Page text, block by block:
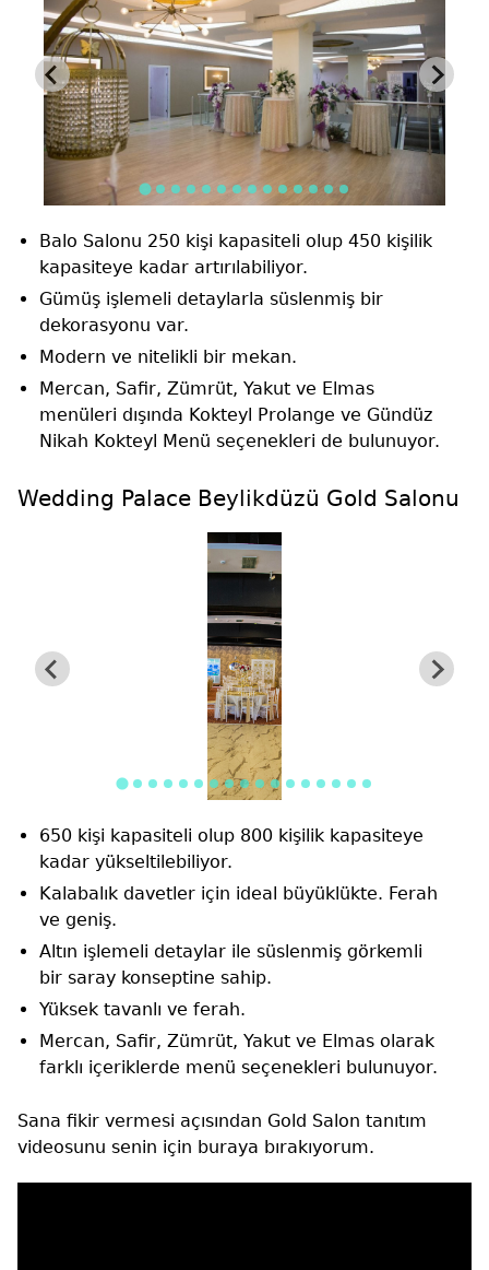
Balo Salonu 250 kişi kapasiteli olup 450 kişilik
kapasiteye kadar artırılabiliyor.
Gümüş işlemeli detaylarla süslenmiş bir
dekorasyonu var.
Modern ve nitelikli bir mekan.
Mercan, Safir, Zümrüt, Yakut ve Elmas
menüleri dışında Kokteyl Prolange ve Gündüz
Nikah Kokteyl Menü seçenekleri de bulunuyor.
Wedding Palace Beylikdüzü Gold Salonu
650 kişi kapasiteli olup 800 kişilik kapasiteye
kadar yükseltilebiliyor.
Kalabalık davetler için ideal büyüklükte. Ferah
ve geniş.
Altın işlemeli detaylar ile süslenmiş görkemli
bir saray konseptine sahip.
Yüksek tavanlı ve ferah.
Mercan, Safir, Zümrüt, Yakut ve Elmas olarak
farklı içeriklerde menü seçenekleri bulunuyor.
Sana fikir vermesi açısından Gold Salon tanıtım
videosunu senin için buraya bırakıyorum.